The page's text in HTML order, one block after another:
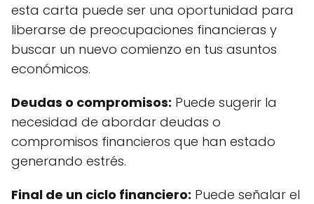
esta carta puede ser una oportunidad para
liberarse de preocupaciones financieras y
buscar un nuevo comienzo en tus asuntos
económicos.
Deudas o compromisos: Puede sugerir la
necesidad de abordar deudas o
compromisos financieros que han estado
generando estrés.
Final de un ciclo financiero: Puede señalar el